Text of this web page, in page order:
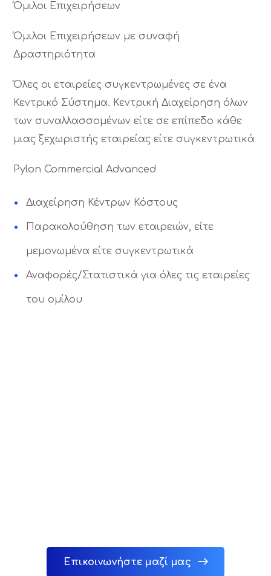
Όμιλοι Επιχειρήσεων
Όμιλοι Επιχειρήσεων με συναφή
Δραστηριότητα
Όλες οι εταιρείες συγκεντρωμένες σε ένα
Κεντρικό Σύστημα. Κεντρική Διαχείρηση όλων
των συναλλασσομένων είτε σε επίπεδο κάθε
μιας ξεχωριστής εταιρείας είτε συγκεντρωτικά
Pylon Commercial Advanced
Διαχείρηση Κέντρων Κόστους
Παρακολούθηση των εταιρειών, είτε
μεμονωμένα είτε συγκεντρωτικά
Αναφορές/Στατιστικά για όλες τις εταιρείες
του ομίλου
Επικοινωνήστε μαζί μας